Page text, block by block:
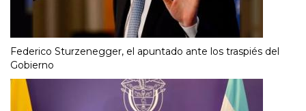
Federico Sturzenegger, el apuntado ante los traspiés del
Gobierno